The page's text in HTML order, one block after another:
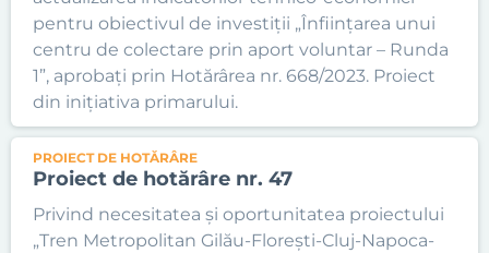
pentru obiectivul de investiții „Înființarea unui
centru de colectare prin aport voluntar – Runda
1”, aprobați prin Hotărârea nr. 668/2023. Proiect
din inițiativa primarului.
PROIECT DE HOTĂRÂRE
Proiect de hotărâre nr. 47
Privind necesitatea și oportunitatea proiectului
„Tren Metropolitan Gilău-Florești-Cluj-Napoca-